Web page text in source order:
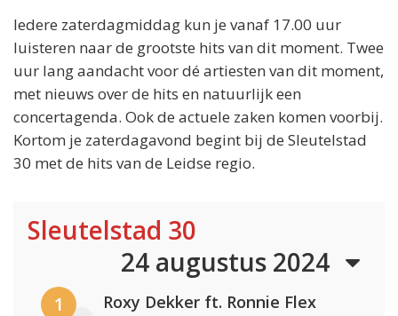
Iedere zaterdagmiddag kun je vanaf 17.00 uur
luisteren naar de grootste hits van dit moment. Twee
uur lang aandacht voor dé artiesten van dit moment,
met nieuws over de hits en natuurlijk een
concertagenda. Ook de actuele zaken komen voorbij.
Kortom je zaterdagavond begint bij de Sleutelstad
30 met de hits van de Leidse regio.
Sleutelstad 30
24 augustus 2024
1 Roxy Dekker ft. Ronnie Flex